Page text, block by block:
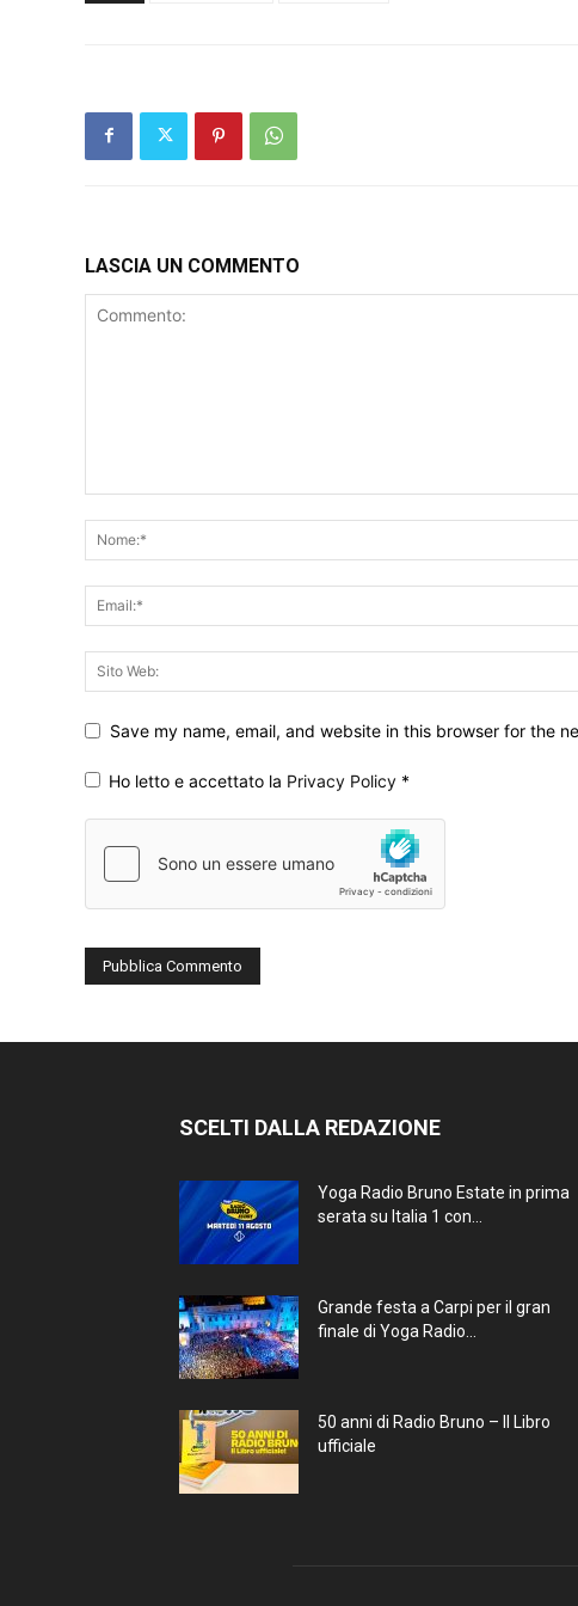
LASCIA UN COMMENTO
Save my name, email, and website in this browser for the
Ho letto e accettato la Privacy Policy *
SCELTI DALLA REDAZIONE
Yoga Radio Bruno Estate in prima
serata su Italia 1 con...
Grande festa a Carpi per il gran
finale di Yoga Radio...
50 anni di Radio Bruno – Il Libro
ufficiale